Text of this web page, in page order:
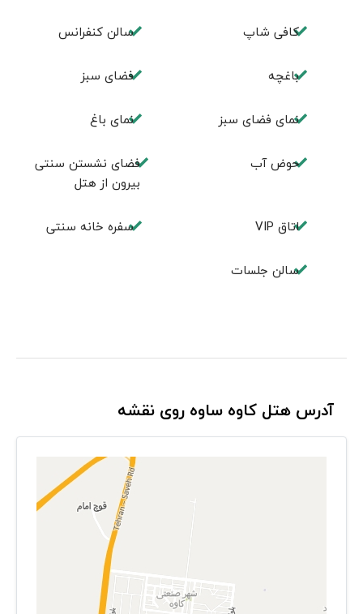
كافی شاپ سالن كنفرانس
باغچه فضای سبز
نمای فضای سبز نمای باغ
حوض آب
فضای نشستن سنتی
بيرون از هتل
اتاق VIP سفره خانه سنتی
سالن جلسات
آدرس هتل کاوه ساوه روی نقشه